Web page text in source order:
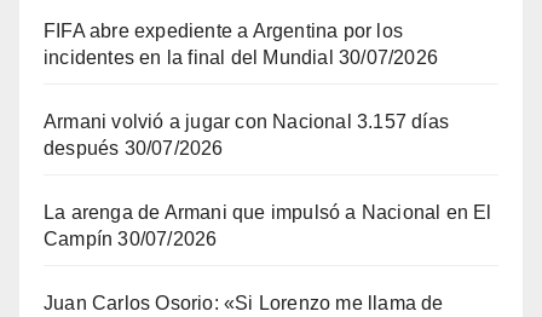
FIFA abre expediente a Argentina por los
incidentes en la final del Mundial 30/07/2026
Armani volvió a jugar con Nacional 3.157 días
después 30/07/2026
La arenga de Armani que impulsó a Nacional en El
Campín 30/07/2026
Juan Carlos Osorio: «Si Lorenzo me llama de